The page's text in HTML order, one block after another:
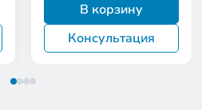
В корзину
Консультация